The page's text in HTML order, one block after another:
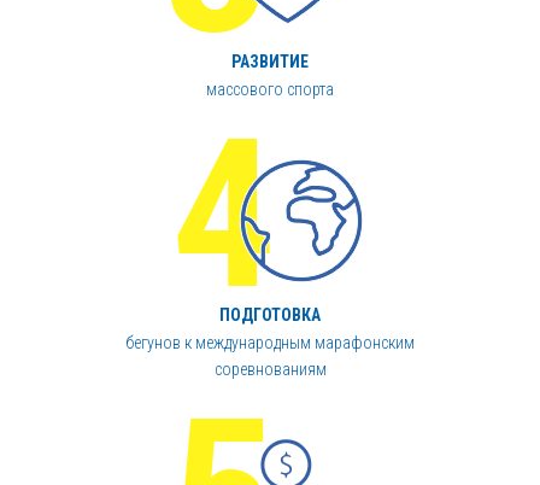
РАЗВИТИЕ
массового спорта
ПОДГОТОВКА
бегунов к международным марафонским
соревнованиям